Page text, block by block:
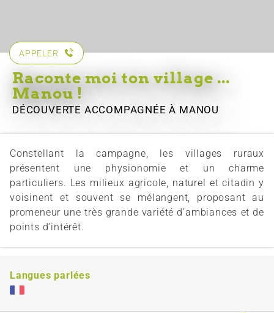
APPELER
Raconte moi ton village ...
Manou !
DÉCOUVERTE ACCOMPAGNÉEÀ MANOU
Constellant la campagne, les villages ruraux
présentent une physionomie et un charme
particuliers. Les milieux agricole, naturel et citadin y
voisinent et souvent se mélangent, proposant au
promeneur une très grande variété d’ambiances et de
points d’intérêt.
Langues parlées